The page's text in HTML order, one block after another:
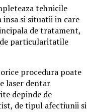
tehnicile
si situatii in care
de tratament,
particularitatile
procedura poate
laser dentar
depinde de
de tipul afectiunii si